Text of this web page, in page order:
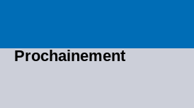
Prochainement